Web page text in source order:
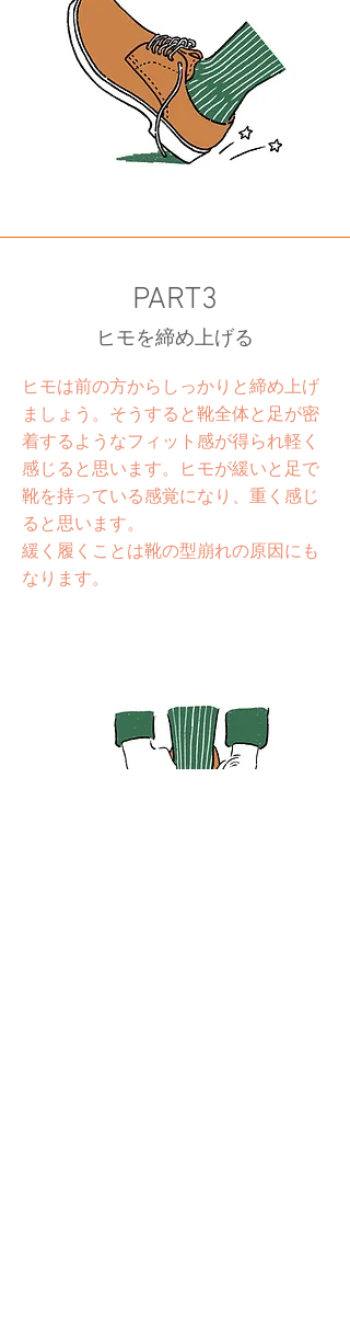
PART3
​ヒモを締め上げる
ヒモは前の方からしっかりと締め上げ
ましょう。そうすると靴全体と足が密
着するようなフィット感が得られ軽く
感じると思います。ヒモが緩いと足で
靴を持っている感覚になり、重く感じ
ると思います。
​緩く履くことは靴の型崩れの原因にも
なります。